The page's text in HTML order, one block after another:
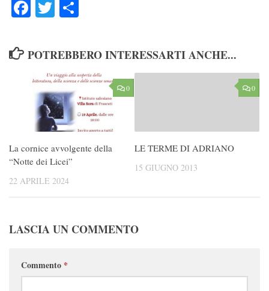
POTREBBERO INTERESSARTI ANCHE...
0
La cornice avvolgente della
“Notte dei Licei”
22 APRILE 2024
0
LE TERME DI ADRIANO
15 GIUGNO 2013
LASCIA UN COMMENTO
Commento *